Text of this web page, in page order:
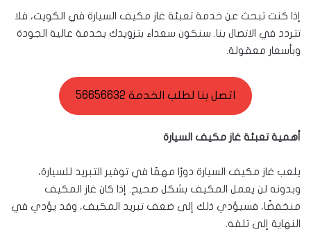
إذا كنت تبحث عن خدمة تعبئة غاز مكيف السيارة في الكويت، فلا
تتردد في الاتصال بنا. سنكون سعداء بتزويدك بخدمة عالية الجودة
وبأسعار معقولة.
اتصل بنا لطلب الخدمة 56656632
أهمية تعبئة غاز مكيف السيارة
يلعب غاز مكيف السيارة دورًا مهمًا في توفير التبريد للسيارة،
وبدونه لن يعمل المكيف بشكل صحيح. إذا كان غاز المكيف
منخفضًا، فسيؤدي ذلك إلى ضعف تبريد المكيف، وقد يؤدي في
النهاية إلى تلفه.